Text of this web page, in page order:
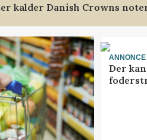
kalder Danish Crowns
ANNONCE
Der